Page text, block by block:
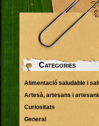
Categories
Alimentació saludable i
Artesà, artesans i
Curiositats
General